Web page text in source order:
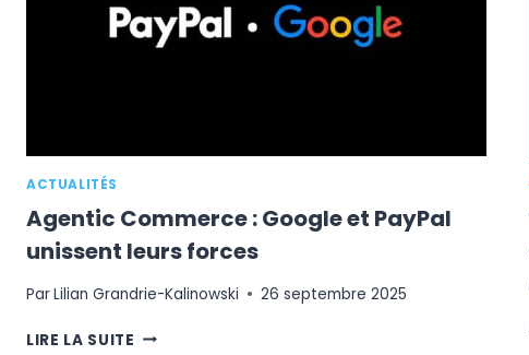
CHATGPT
ACTUALITÉS
Agentic Commerce : Google et PayPal
unissent leurs forces
ParLilian Grandrie-Kalinowski 26 septembre 2025
LIRE LA SUITE AGENTIC